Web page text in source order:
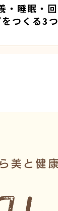
養・睡眠
つくる3